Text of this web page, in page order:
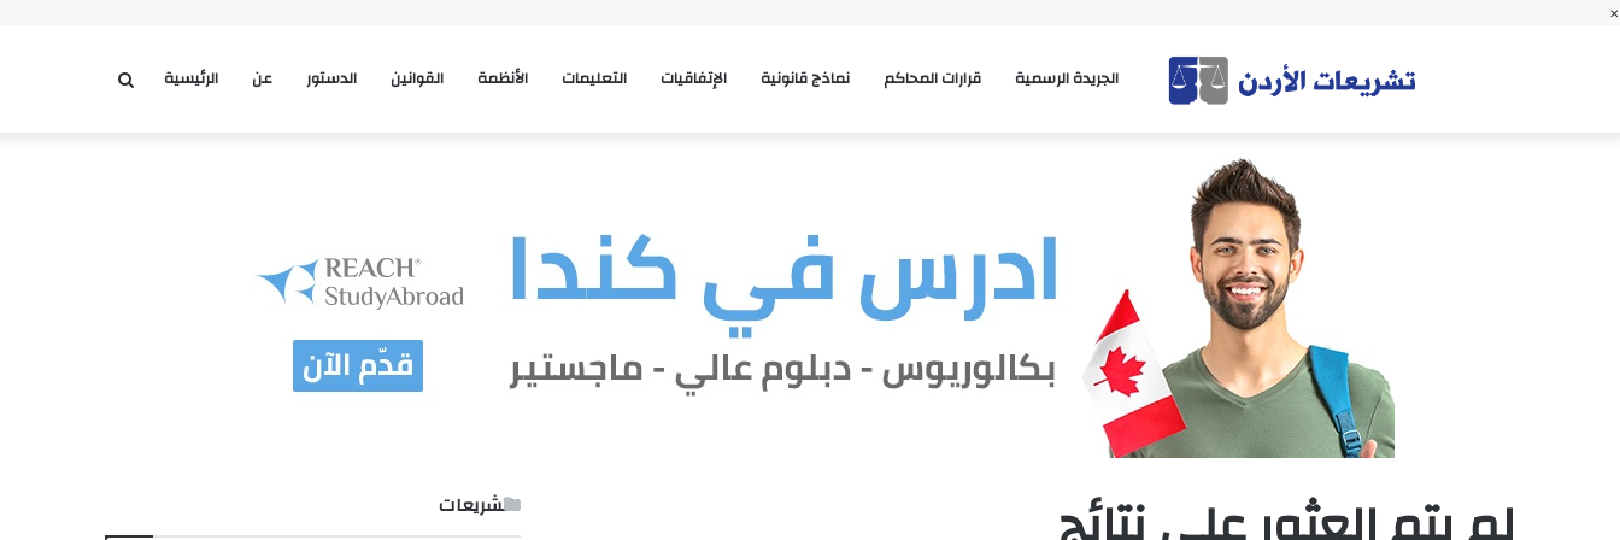
×
الرئيسية عن الدستور القوانين الأنظمة التعليمات الإتفاقيات نماذج قانونية قرارات المحاكم الجريدة الرسمية بحث
التشريعات